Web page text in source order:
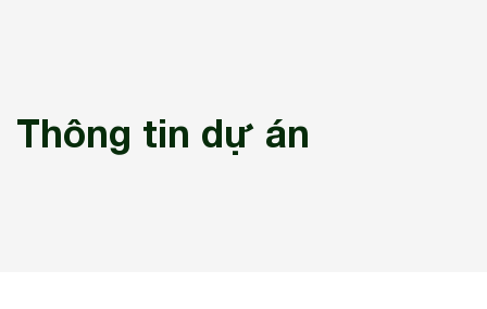
Thông tin dự án